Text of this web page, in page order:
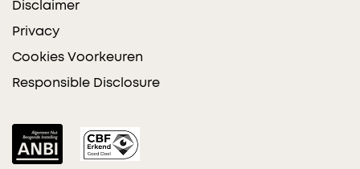
Disclaimer
Privacy
Cookies Voorkeuren
Responsible Disclosure